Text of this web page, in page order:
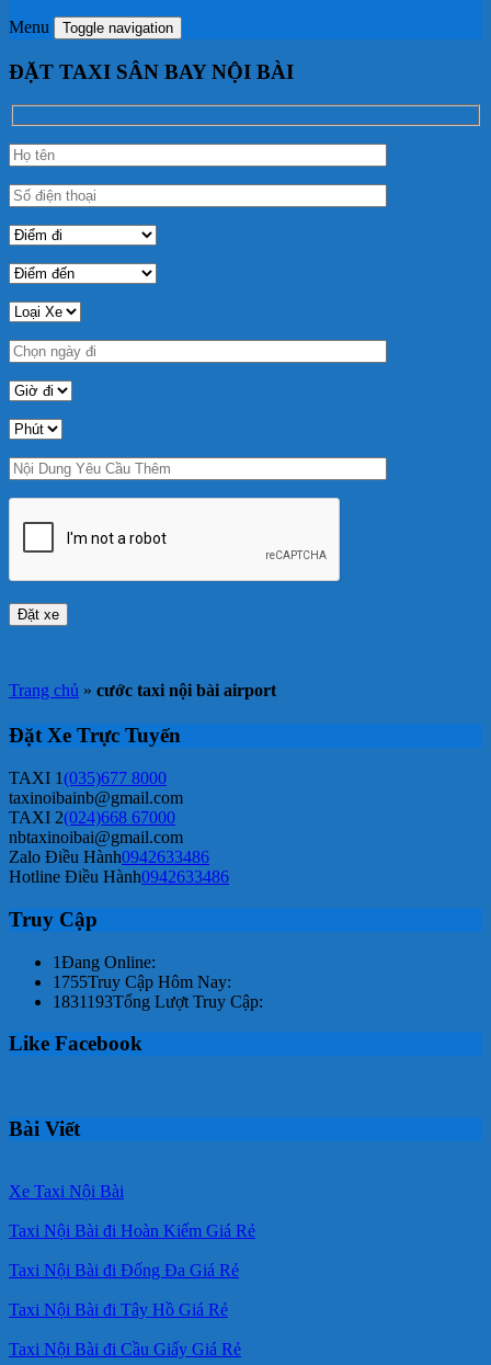
Menu Toggle navigation
ĐẶT TAXI SÂN BAY NỘI BÀI
Trang chủ » cước taxi nội bài airport
Đặt Xe Trực Tuyến
TAXI 1(035)677 8000
taxinoibainb@gmail.com
TAXI 2(024)668 67000
nbtaxinoibai@gmail.com
Zalo Điều Hành0942633486
Hotline Điều Hành0942633486
Truy Cập
1Đang Online:
1755Truy Cập Hôm Nay:
1831193Tổng Lượt Truy Cập:
Like Facebook
Bài Viết
Xe Taxi Nội Bài
Taxi Nội Bài đi Hoàn Kiếm Giá Rẻ
Taxi Nội Bài đi Đống Đa Giá Rẻ
Taxi Nội Bài đi Tây Hồ Giá Rẻ
Taxi Nội Bài đi Cầu Giấy Giá Rẻ